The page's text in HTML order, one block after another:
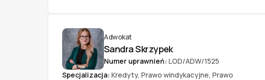
Adwokat
Sandra Skrzypek
Numer uprawnień: LOD/ADW/1525
Specjalizacja: Kredyty, Prawo windykacyjne, Prawo